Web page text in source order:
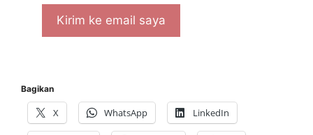
Bagikan
X WhatsApp LinkedIn